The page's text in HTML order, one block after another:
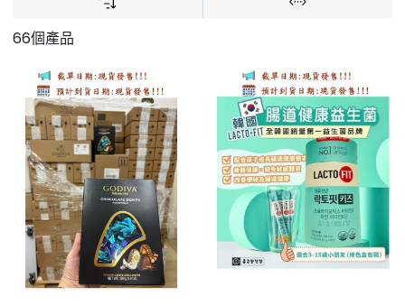
66個產品